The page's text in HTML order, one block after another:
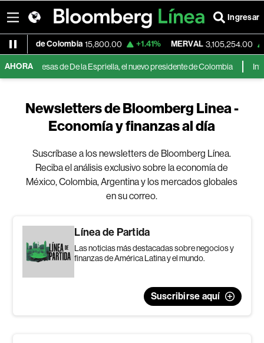
Ingresar
de Colombia 15,800.00 +1.41% MERVAL 3,105,254.00
AHORA
y empresas de De la Espriella, el nuevo presidente de Colombia
Newsletters de Bloomberg Linea -
Economía y finanzas al día
Suscríbase a los newsletters de Bloomberg Línea.
Reciba el análisis exclusivo sobre la economía de
México, Colombia, Argentina y los mercados globales
en su correo.
Línea de Partida
Las noticias más destacadas sobre negocios y
finanzas de América Latina y el mundo.
Suscribirse aquí